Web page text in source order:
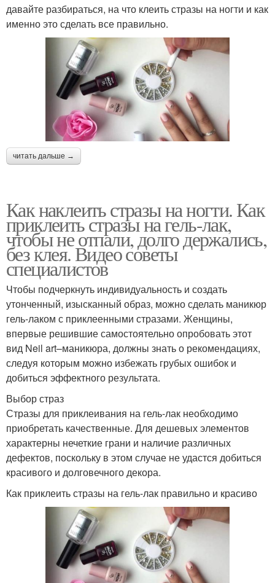
давайте разбираться, на что клеить стразы на ногти и как
именно это сделать все правильно.
читать дальше →
Как наклеить стразы на ногти. Как
приклеить стразы на гель-лак,
чтобы не отпали, долго держались,
без клея. Видео советы
специалистов
Чтобы подчеркнуть индивидуальность и создать
утонченный, изысканный образ, можно сделать маникюр
гель-лаком с приклеенными стразами. Женщины,
впервые решившие самостоятельно опробовать этот
вид Neil art–маникюра, должны знать о рекомендациях,
следуя которым можно избежать грубых ошибок и
добиться эффектного результата.
Выбор страз
Стразы для приклеивания на гель-лак необходимо
приобретать качественные. Для дешевых элементов
характерны нечеткие грани и наличие различных
дефектов, поскольку в этом случае не удастся добиться
красивого и долговечного декора.
Как приклеить стразы на гель-лак правильно и красиво